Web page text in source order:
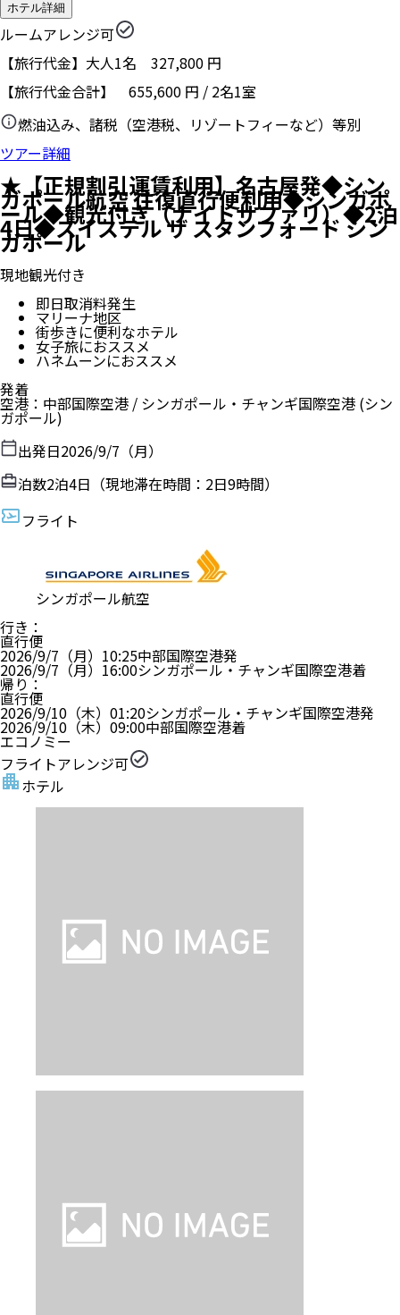
ホテル詳細
ルームアレンジ可
【旅行代金】大人1名 327,800 円
【旅行代金合計】 655,600 円 / 2名1室
燃油込み、諸税（空港税、リゾートフィーなど）等別
ツアー詳細
★【正規割引運賃利用】名古屋発◆シン
ガポール航空 往復直行便利用◆シンガポ
ール◆観光付き（ナイトサファリ）◆2泊
4日◆スイステル ザ スタンフォード シン
ガポール
現地観光付き
即日取消料発生
マリーナ地区
街歩きに便利なホテル
女子旅におススメ
ハネムーンにおススメ
発着
空港 ： 中部国際空港 / シンガポール・チャンギ国際空港 (シン
ガポール)
出発日2026/9/7（月）
泊数2泊4日（現地滞在時間： 2日9時間）
フライト
シンガポール航空
行き ：
直行便
2026/9/7（月） 10:25中部国際空港発
2026/9/7（月） 16:00シンガポール・チャンギ国際空港着
帰り ：
直行便
2026/9/10（木） 01:20シンガポール・チャンギ国際空港発
2026/9/10（木） 09:00中部国際空港着
エコノミー
フライトアレンジ可
ホテル